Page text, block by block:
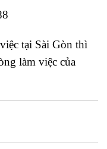
tại Sài Gòn thì
làm việc của